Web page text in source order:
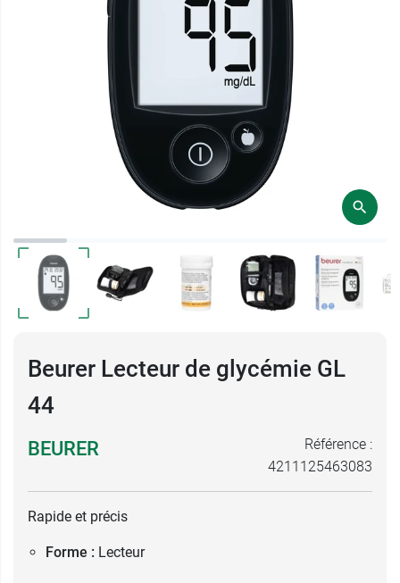
Beurer Lecteur de glycémie GL
44
BEURER
Référence :
4211125463083
Rapide et précis
Forme : Lecteur